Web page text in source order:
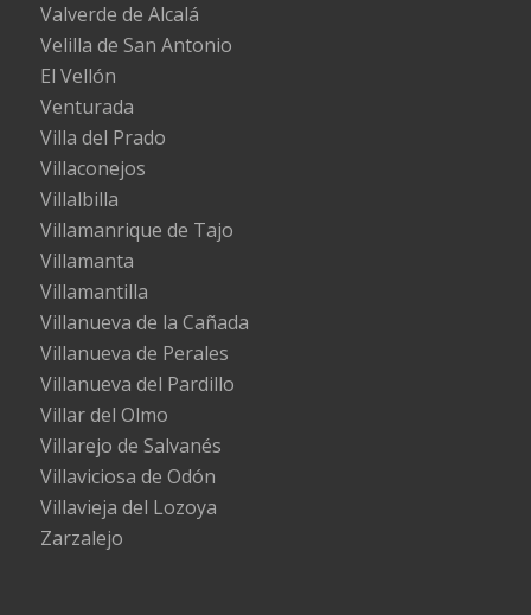
Valverde de Alcalá
Velilla de San Antonio
El Vellón
Venturada
Villa del Prado
Villaconejos
Villalbilla
Villamanrique de Tajo
Villamanta
Villamantilla
Villanueva de la Cañada
Villanueva de Perales
Villanueva del Pardillo
Villar del Olmo
Villarejo de Salvanés
Villaviciosa de Odón
Villavieja del Lozoya
Zarzalejo